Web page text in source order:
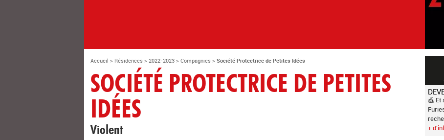
Accueil > Résidences > 2022-2023 >Compagnies >Société Protectrice de Petites Idées
SOCIÉTÉ PROTECTRICE DE PETITES
IDÉES
Violent
🎪 Et
+